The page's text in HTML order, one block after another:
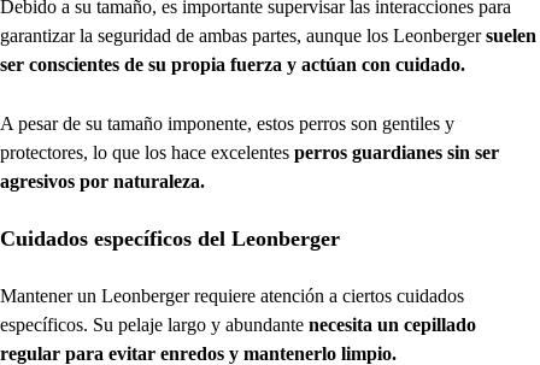
Debido a su tamaño, es importante supervisar las interacciones para
garantizar la seguridad de ambas partes, aunque los Leonbergersuelen
ser conscientes de su propia fuerza y actúan con cuidado.
A pesar de su tamaño imponente, estos perros son gentiles y
protectores, lo que los hace excelentes perros guardianes sin ser
agresivos por naturaleza.
Cuidados específicos del Leonberger
Mantener un Leonberger requiere atención a ciertos cuidados
específicos. Su pelaje largo y abundante necesita un cepillado
regular para evitar enredos y mantenerlo limpio.